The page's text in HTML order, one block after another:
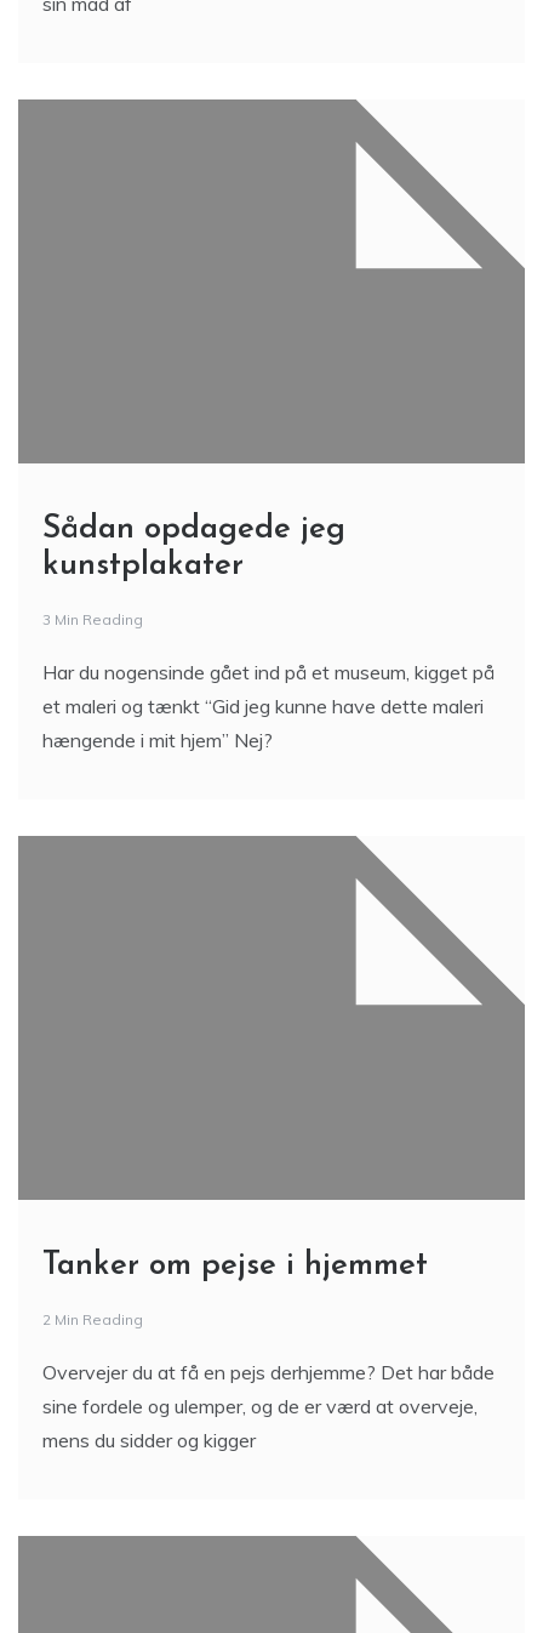
Sådan opdagede jeg
kunstplakater
3 Min Reading
Har du nogensinde gået ind på et museum, kigget på
et maleri og tænkt “Gid jeg kunne have dette maleri
hængende i mit hjem” Nej?
Tanker om pejse i hjemmet
2 Min Reading
Overvejer du at få en pejs derhjemme? Det har både
sine fordele og ulemper, og de er værd at overveje,
mens du sidder og kigger